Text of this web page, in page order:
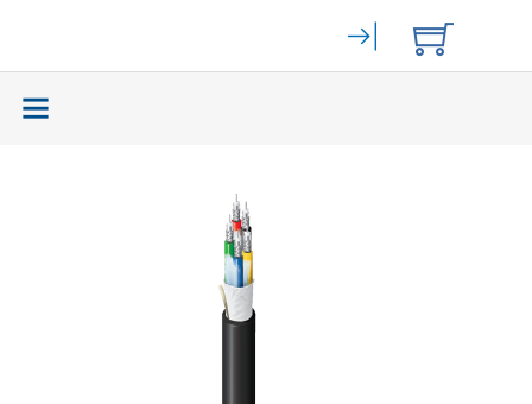
Bahngeräte
Zurück